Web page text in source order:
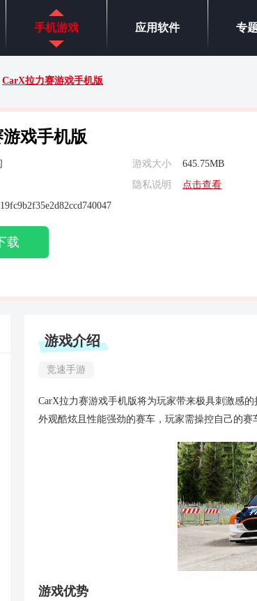
手机游戏 应用软件 专
CarX拉力赛游戏手机版
戏手机版
游戏大小 645.75MB
隐私说明 点击查看
载
游戏介绍
竞速手游
CarX拉力赛游戏手机版将为玩家带来极具刺激感
外观酷炫且性能强劲的赛车，玩家需操控自己的赛
游戏优势